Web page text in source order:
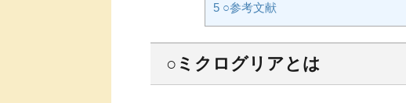
5 ○参考文献
○ミクログリアとは